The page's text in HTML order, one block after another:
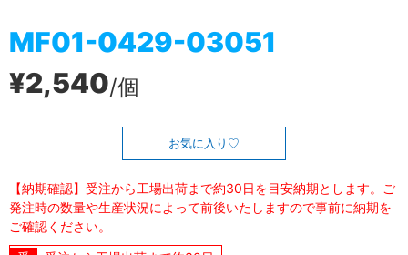
MF01-0429-03051
¥2,540/個
お気に入り
【納期確認】受注から工場出荷まで約30日を目安納期とします。ご
発注時の数量や生産状況によって前後いたしますので事前に納期を
ご確認ください。